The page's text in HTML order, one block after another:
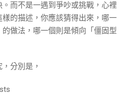
而不是一遇到爭吵或挑戰，心裡
的描述，你應該猜得出來，哪一
做法，哪一個則是傾向「僵固型
分別是，